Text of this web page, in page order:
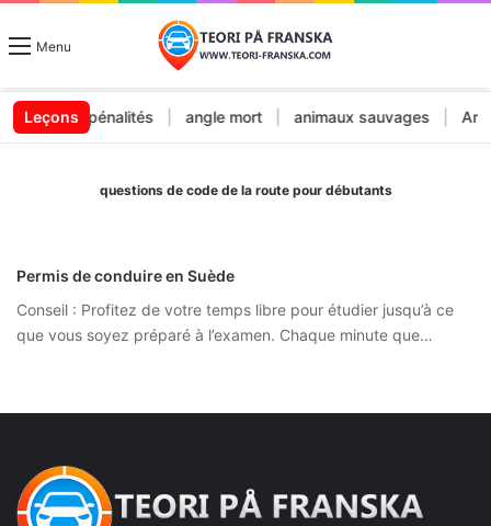
Menu
Leçonset pénalités | angle mort | animaux sauvages |
questions de code de la route pour débutants
Permis de conduire en Suède
Conseil : Profitez de votre temps libre pour étudier jusqu’à ce
que vous soyez préparé à l’examen. Chaque minute que…